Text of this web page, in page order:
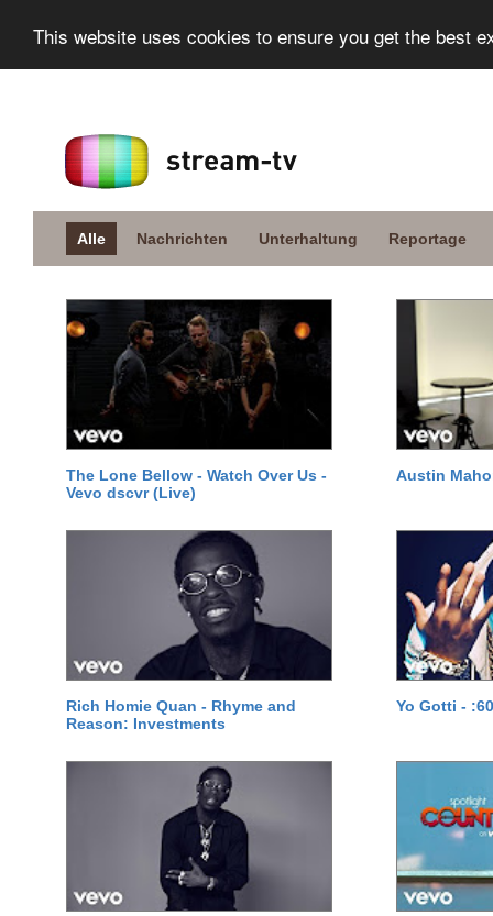
This website uses cookies to ensure you get the best
Alle Nachrichten Unterhaltung Reportage
The Lone Bellow - Watch Over Us -
Vevo dscvr (Live)
Austin
Rich Homie Quan - Rhyme and
Reason: Investments
Yo Gotti -